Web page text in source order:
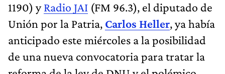
1190) yRadio JAI (FM 96.3), el diputado de
Unión por la Patria, Carlos Heller, ya había
anticipado este miércoles a la posibilidad
de una nueva convocatoria para tratar la